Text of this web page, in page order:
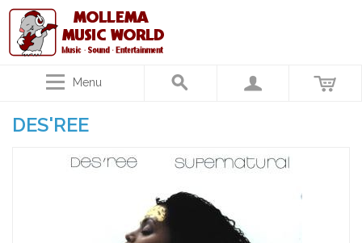
Menu
DES'REE